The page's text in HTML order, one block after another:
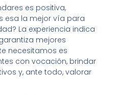
es positiva,
esa la mejor vía para
La experiencia indica
mejores
necesitamos es
con vocación, brindar
y, ante todo, valorar